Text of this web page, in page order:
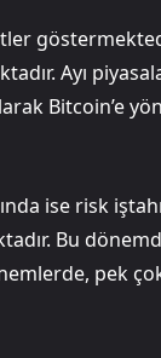
Ayı
Bitcoin’e
ise risk
Bu
pek